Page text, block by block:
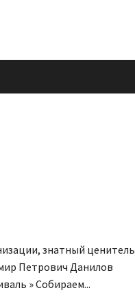
знатный ценитель
Петрович Данилов
» Собираем...